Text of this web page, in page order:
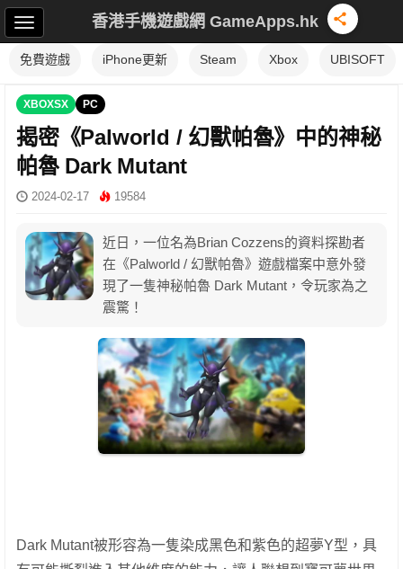
香港手機遊戲網 GameApps.hk
免費遊戲 iPhone更新 Steam Xbox UBISOFT
XBOXSX PC
揭密《Palworld / 幻獸帕魯》中的神秘
帕魯 Dark Mutant
2024-02-17 19584
近日，一位名為Brian Cozzens的資料探勘者
在《Palworld / 幻獸帕魯》遊戲檔案中意外發
現了一隻神秘帕魯 Dark Mutant，令玩家為之
震驚！
Dark Mutant被形容為一隻染成黑色和紫色的超夢Y型，具